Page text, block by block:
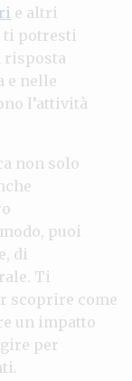
e altri
ti potresti
risposta
e nelle
l’attività
non solo
puoi
e, di
Ti
scoprire come
un impatto
per